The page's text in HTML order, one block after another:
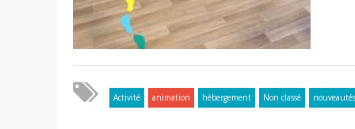
Activité animation hébergement Non classé nouveautés